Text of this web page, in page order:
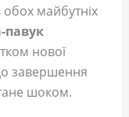
майбутніх
нової
завершення
шоком.